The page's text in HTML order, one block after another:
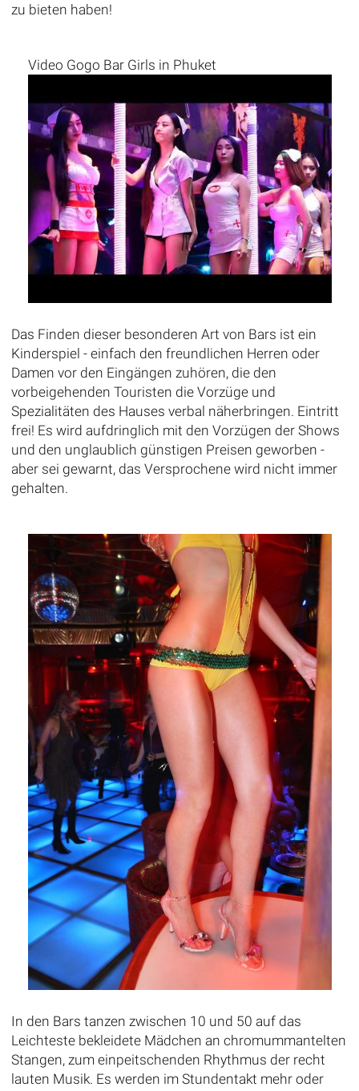
zu bieten haben!
Video Gogo Bar Girls in Phuket
Das Finden dieser besonderen Art von Bars ist ein
Kinderspiel - einfach den freundlichen Herren oder
Damen vor den Eingängen zuhören, die den
vorbeigehenden Touristen die Vorzüge und
Spezialitäten des Hauses verbal näherbringen. Eintritt
frei! Es wird aufdringlich mit den Vorzügen der Shows
und den unglaublich günstigen Preisen geworben -
aber sei gewarnt, das Versprochene wird nicht immer
gehalten.
In den Bars tanzen zwischen 10 und 50 auf das
Leichteste bekleidete Mädchen an chromummantelten
Stangen, zum einpeitschenden Rhythmus der recht
lauten Musik. Es werden im Stundentakt mehr oder